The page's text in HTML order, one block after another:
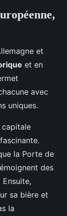
et
et en
avec
uniques.
capitale
la Porte de
des
sa bière et
la